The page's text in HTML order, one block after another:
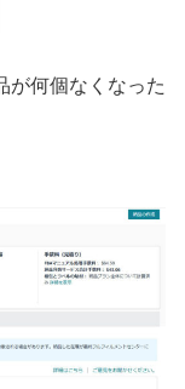
が何個なくなった